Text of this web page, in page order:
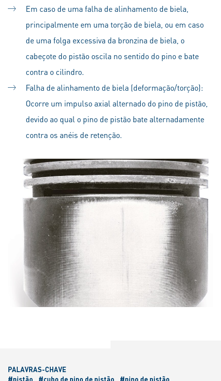
Em caso de uma falha de alinhamento de biela,
principalmente em uma torção de biela, ou em caso
de uma folga excessiva da bronzina de biela, o
cabeçote do pistão oscila no sentido do pino e bate
contra o cilindro.
Falha de alinhamento de biela (deformação/torção):
Ocorre um impulso axial alternado do pino de pistão,
devido ao qual o pino de pistão bate alternadamente
contra os anéis de retenção.
PALAVRAS-CHAVE
#pistão
#cubo de pino de pistão
#pino de pistão